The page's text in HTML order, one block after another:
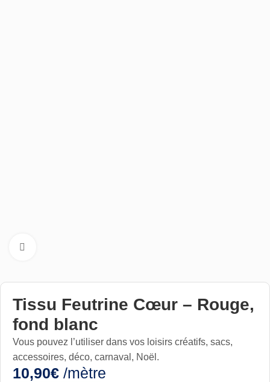
Tissu Feutrine Cœur – Rouge,
fond blanc
Vous pouvez l’utiliser dans vos loisirs créatifs, sacs,
accessoires, déco, carnaval, Noël.
10,90€ /mètre